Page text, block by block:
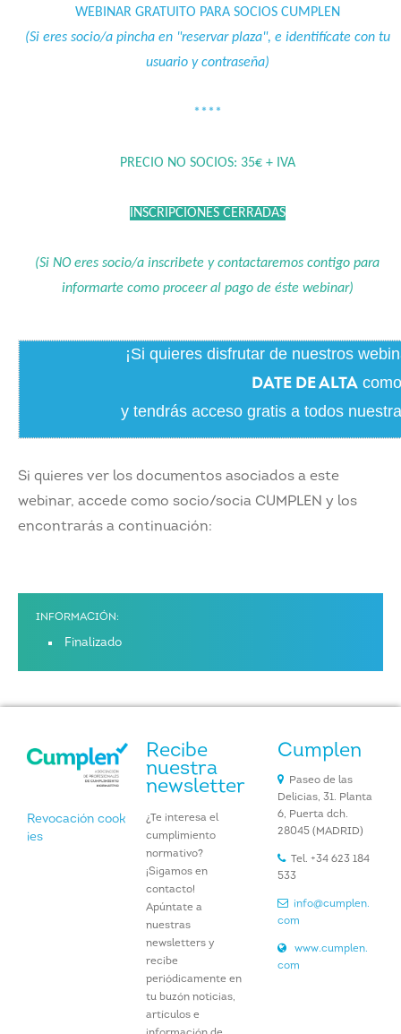
WEBINAR GRATUITO PARA SOCIOS CUMPLEN
(Si eres socio/a pincha en "reservar plaza", e identifícate con tu
usuario y contraseña)
****
PRECIO NO SOCIOS: 35€ + IVA
INSCRIPCIONES CERRADAS
(Si NO eres socio/a inscribete y contactaremos contigo para
informarte como proceer al pago de éste webinar)
¡Si quieres disfrutar de nuestros
DATE DE ALTA
y tendrás acceso gratis a todos
Si quieres ver los documentos asociados a este
webinar, accede como socio/socia CUMPLEN y los
encontrarás a continuación:
INFORMACIÓN:
Finalizado
Revocación cook
ies
Recibe
nuestra
newsletter
¿Te interesa el
cumplimiento
normativo?
¡Sigamos en
contacto!
Apúntate a
nuestras
newsletters y
recibe
periódicamente en
tu buzón noticias,
artículos e
Cumplen
Paseo de las
Delicias, 31. Planta
6, Puerta dch.
28045 (MADRID)
Tel. +34 623 184
533
info@cumplen.
com
www.cumplen.
com